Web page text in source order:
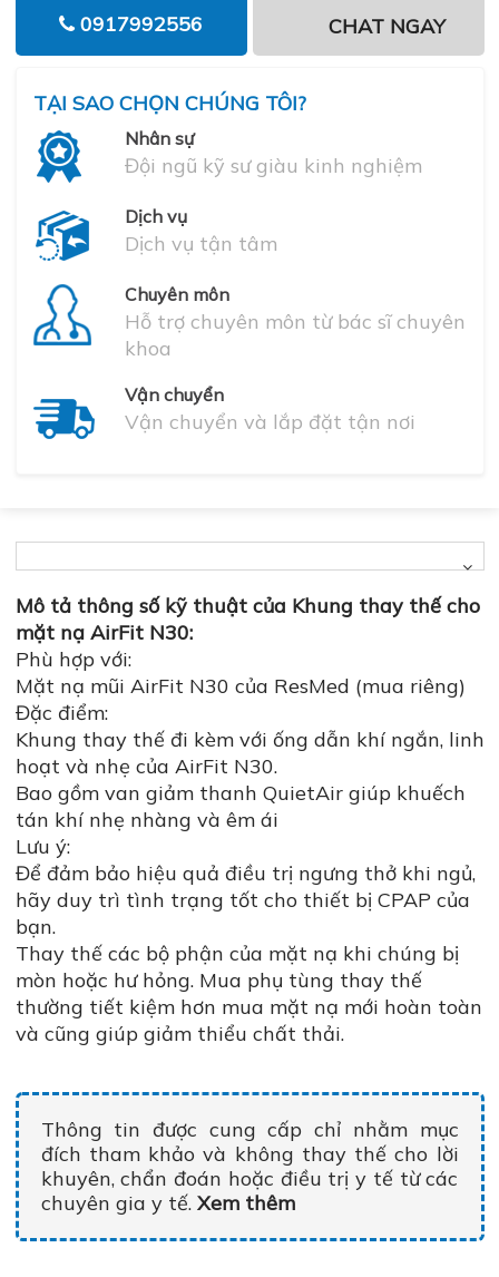
0917992556 CHAT NGAY
TẠI SAO CHỌN CHÚNG TÔI?
Nhân sự
Đội ngũ kỹ sư giàu kinh nghiệm
Dịch vụ
Dịch vụ tận tâm
Chuyên môn
Hỗ trợ chuyên môn từ bác sĩ chuyên
khoa
Vận chuyển
Vận chuyển và lắp đặt tận nơi
Mô tả thông số kỹ thuật của Khung thay thế cho
mặt nạ AirFit N30:
Phù hợp với:
Mặt nạ mũi AirFit N30 của ResMed (mua riêng)
Đặc điểm:
Khung thay thế đi kèm với ống dẫn khí ngắn, linh
hoạt và nhẹ của AirFit N30.
Bao gồm van giảm thanh QuietAir giúp khuếch
tán khí nhẹ nhàng và êm ái
Lưu ý:
Để đảm bảo hiệu quả điều trị ngưng thở khi ngủ,
hãy duy trì tình trạng tốt cho thiết bị CPAP của
bạn.
Thay thế các bộ phận của mặt nạ khi chúng bị
mòn hoặc hư hỏng. Mua phụ tùng thay thế
thường tiết kiệm hơn mua mặt nạ mới hoàn toàn
và cũng giúp giảm thiểu chất thải.
Thông tin được cung cấp chỉ nhằm mục
đích tham khảo và không thay thế cho lời
khuyên, chẩn đoán hoặc điều trị y tế từ các
chuyên gia y tế. Xem thêm